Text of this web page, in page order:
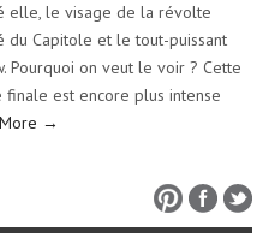
elle, le visage de la révolte
du Capitole et le tout-puissant
Pourquoi on veut le voir ? Cette
finale est encore plus intense
→